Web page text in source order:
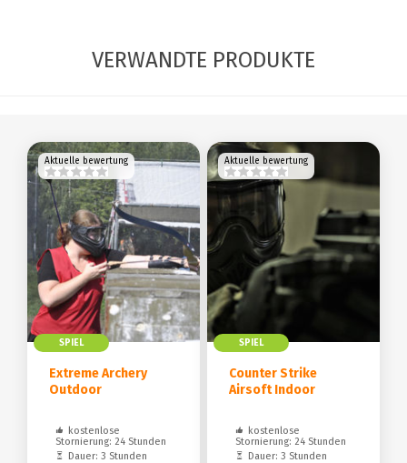
VERWANDTE PRODUKTE
SPIEL
Extreme Archery
Outdoor
kostenlose
Stornierung: 24 Stunden
Dauer: 3 Stunden
Aktuelle bewertung
SPIEL
Counter Strike
Airsoft Indoor
kostenlose
Stornierung: 24 Stunden
Dauer: 3 Stunden
Aktuelle bewertung